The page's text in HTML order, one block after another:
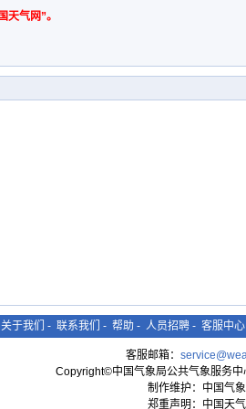
天气网”。
关于我们 - 联系我们 - 帮助 - 人员招聘 - 客服中心
客服邮箱：
Copyright©中国气象局公共气象服务
制作维护：中国气
郑重声明：中国天